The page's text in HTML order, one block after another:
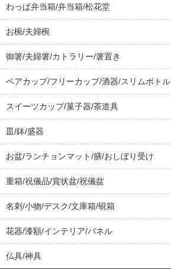
わっぱ弁当箱/弁当箱/松花堂
お椀/夫婦椀
御箸/夫婦箸/カトラリー/箸置き
ペアカップ/フリーカップ/酒器/スリムボトル
スイーツカップ/菓子器/茶道具
皿/鉢/盛器
お盆/ランチョンマット/膳/おしぼり受け
重箱/祝儀品/賞状盆/祝儀盆
名刺/小物/デスク/文庫箱/硯箱
花器/漆額/インテリア/パネル
仏具/神具